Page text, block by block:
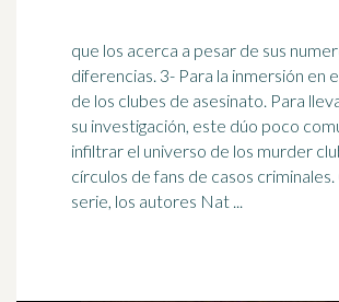
que los acerca a pesar de sus
diferencias. 3- Para la inmersión en
de los clubes de asesinato. Para
su investigación, este dúo poco
infiltrar el universo de los murder
círculos de fans de casos
serie, los autores Nat ...